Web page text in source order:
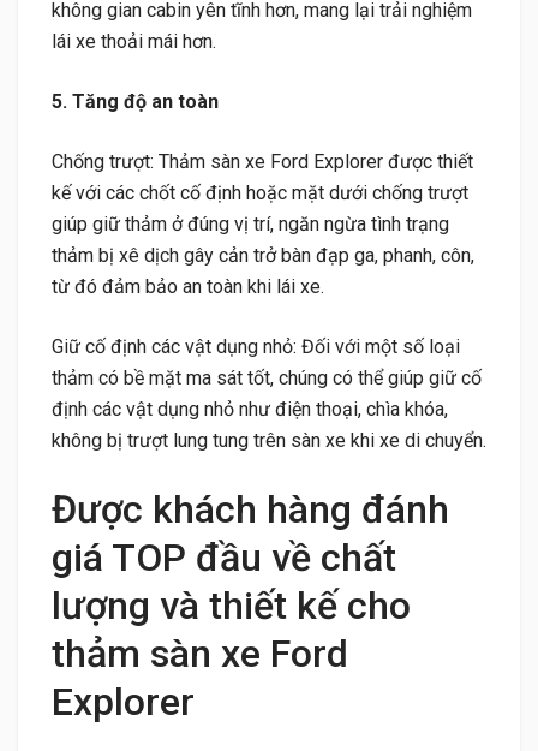
không gian cabin yên tĩnh hơn, mang lại trải nghiệm
lái xe thoải mái hơn.
5. Tăng độ an toàn
Chống trượt: Thảm sàn xe Ford Explorer được thiết
kế với các chốt cố định hoặc mặt dưới chống trượt
giúp giữ thảm ở đúng vị trí, ngăn ngừa tình trạng
thảm bị xê dịch gây cản trở bàn đạp ga, phanh, côn,
từ đó đảm bảo an toàn khi lái xe.
Giữ cố định các vật dụng nhỏ: Đối với một số loại
thảm có bề mặt ma sát tốt, chúng có thể giúp giữ cố
định các vật dụng nhỏ như điện thoại, chìa khóa,
không bị trượt lung tung trên sàn xe khi xe di chuyển.
Được khách hàng đánh
giá TOP đầu về chất
lượng và thiết kế cho
thảm sàn xe Ford
Explorer